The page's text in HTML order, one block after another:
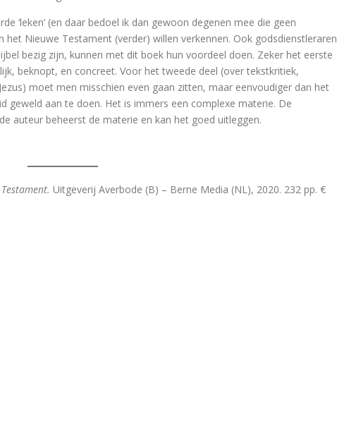
Graeca
‘leken’ (en daar bedoel ik dan gewoon degenen mee die geen
Nieuwe Testament (verder) willen verkennen. Ook godsdienstleraren
bezig zijn, kunnen met dit boek hun voordeel doen. Zeker het eerste
beknopt, en concreet. Voor het tweede deel (over tekstkritiek,
moet men misschien even gaan zitten, maar eenvoudiger dan het
geweld aan te doen. Het is immers een complexe materie. De
auteur beheerst de materie en kan het goed uitleggen.
Uitgeverij Averbode (B) – Berne Media (NL), 2020. 232 pp. €